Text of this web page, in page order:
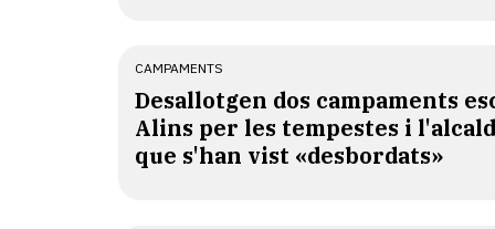
CAMPAMENTS
​Desallotgen dos campaments
Alins per les tempestes i
que s'han vist «desbordats»